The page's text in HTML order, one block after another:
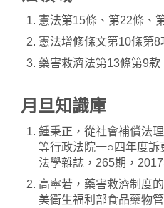
憲法第15條、第22條、
憲法增修條文第10條第8
藥害救濟法第13條第9款
月旦知識庫
鍾秉正，從社會補償法
等行政法院一○四年度訴
法學雜誌，265期，
高寧若，藥害救濟制度
美衛生福利部食品藥物